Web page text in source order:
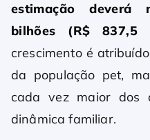
estimação deverá
bilhões (R$ 837,5
crescimento é
da população pet,
cada vez maior dos
dinâmica familiar.